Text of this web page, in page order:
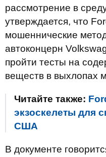
рассмотрение в
утверждается, что
мошеннические
автоконцерн
пройти тесты на
веществ в выхлопах
Читайте также:
экзоскелеты для
США
В документе